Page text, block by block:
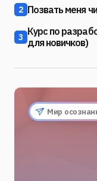
2 Позвать меня
3 Курс по
для новичков)
Мир